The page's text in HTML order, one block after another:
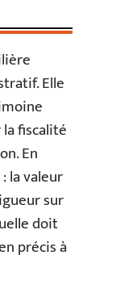
Elle
fiscalité
En
la valeur
sur
doit
précis à